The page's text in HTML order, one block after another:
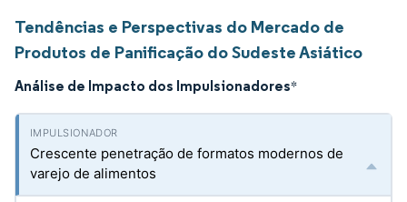
Tendências e Perspectivas do Mercado de
Produtos de Panificação do Sudeste Asiático
Análise de Impacto dos Impulsionadores*
Crescente penetração de formatos modernos de
varejo de alimentos